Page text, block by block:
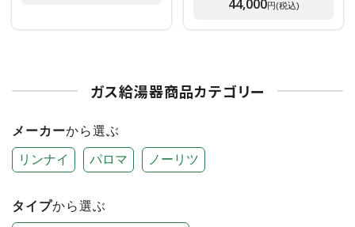
44,000円(税込)
ガス給湯器商品カテゴリー
メーカーから選ぶ
リンナイ パロマ ノーリツ
タイプから選ぶ